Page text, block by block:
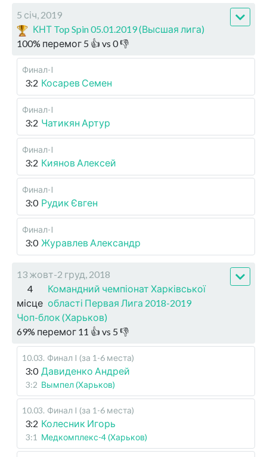
5 січ, 2019
КНТ Top Spin 05.01.2019 (Высшая лига)
100% перемог 5 👍 vs 0👎
Финал-I
3:2 Косарев Семен
Финал-I
3:2 Чатикян Артур
Финал-I
3:2 Киянов Алексей
Финал-I
3:0 Рудик Євген
Финал-I
3:0 Журавлев Александр
13 жовт-2 груд, 2018
4
місце
Командний чемпіонат Харківської
області Первая Лига 2018-2019
Чоп-блок (Харьков)
69% перемог 11 👍 vs 5 👎
10.03. Финал I (за 1-6 места)
3:0 Давиденко Андрей
3:2 Вымпел (Харьков)
10.03. Финал I (за 1-6 места)
3:2 Колесник Игорь
3:1 Медкомплекс-4 (Харьков)